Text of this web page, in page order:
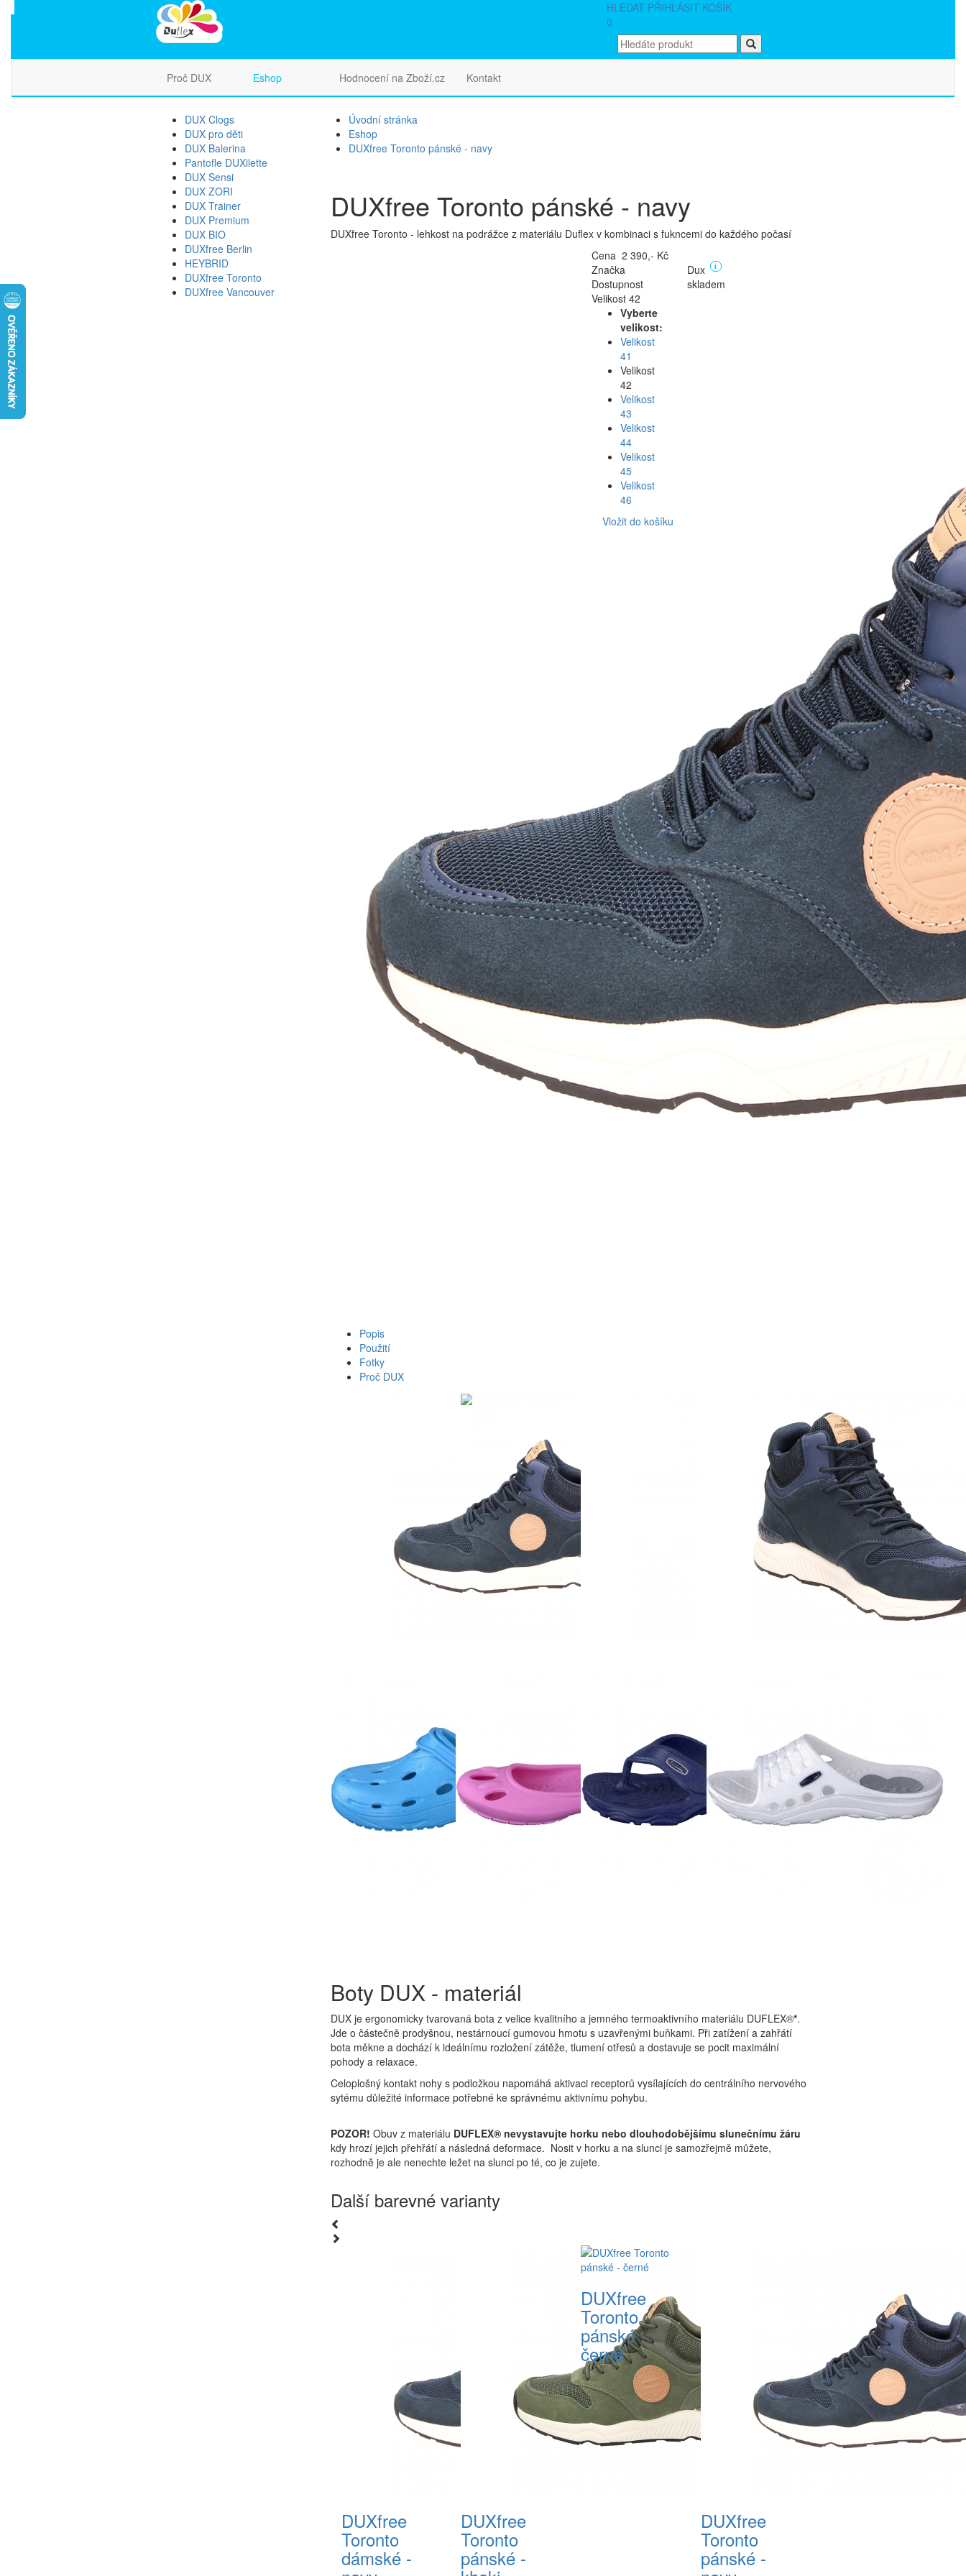
HLEDAT PŘIHLÁSIT KOŠÍK
0
Proč DUX Eshop Hodnocení na Zboží.cz Kontakt
DUX Clogs
DUX pro děti
DUX Balerina
Pantofle DUXilette
DUX Sensi
DUX ZORI
DUX Trainer
DUX Premium
DUX BIO
DUXfree Berlin
HEYBRID
DUXfree Toronto
DUXfree Vancouver
Úvodní stránka
Eshop
DUXfree Toronto pánské - navy
DUXfree Toronto pánské - navy
DUXfree Toronto - lehkost na podrážce z materiálu Duflex v kombinaci s fukncemi do každého počasí
Cena 2 390,- Kč
Značka
Dux i
Dostupnost
skladem
Velikost 42
Vyberte
velikost:
Velikost
41
Velikost
42
Velikost
43
Velikost
44
Velikost
45
Velikost
46
Vložit do košíku
Popis
Použití
Fotky
Proč DUX
robustního semiše z hovězí kůže a odolné textilie ve
svrchním materiálu zajišťuje prodyšnost při nošení.
Membrána Sampan-Tex integrovaná ve vnitřní botě
zajišťuje voděodolnou ochranu a suché nohy.
Polstrovaný límec boty stabilizuje a podporuje
přirozené vyrovnání polohy nohy tím, že měkce
obepíná kotník bez omezení pohyblivosti. Měkká,
tlumící stélka tlumí každý krok, ulevuje kloubům a má
také regenerační účinek. Duxfree Toronto jsou
pohodlné všestranné boty jako každodenní obuv s
funkcí do každého počasí i jako pohodlná polobotka
pro outdoorové aktivity. Pohodlná multifunkční bota
zaujme měkkou a tlumící stélkou v kombinaci s
funkcemi do každého počasí.
DUXfree Toronto pánské -
navy
Boty obujte a vykročte. Určeno k vnějšímu použití :-)
Pokud se netrefíte s velikostí napoprvé, nezoufejte.
Vše napravíme a společně určitě nalezneme vhodnou
velikost pro každou nohu.
Proces výroby je poměrně unikátní a s ním souvisí i
možný drobný rozdíl ve velikosti jednotlivých párů
Základem pro obuv DUX je termoaktivní plast
DUFLEX®*s uzavřenými buňkami. Materiál boty po
zahřátí na tělesnou teplotu měkne a přizpůsobí se Vaší
Boty DUX - materiál
DUX je ergonomicky tvarovaná bota z velice kvalitního a jemného termoaktivního materiálu DUFLEX®*.
Jde o částečně prodyšnou, nestárnoucí gumovou hmotu s uzavřenými buňkami. Při zatížení a zahřátí
bota měkne a dochází k ideálnímu rozložení zátěže, tlumení otřesů a dostavuje se pocit maximální
pohody a relaxace.
Celoplošný kontakt nohy s podložkou napomáhá aktivaci receptorů vysílajících do centrálního nervového
sytému důležité informace potřebné ke správnému aktivnímu pohybu.
POZOR! Obuv z materiálu DUFLEX® nevystavujte horku nebo dlouhodobějšímu slunečnímu žáru
kdy hrozí jejich přehřátí a následná deformace. Nosit v horku a na slunci je samozřejmě můžete,
rozhodně je ale nenechte ležet na slunci po té, co je zujete.
Další barevné varianty
DUXfree
Toronto
dámské -
DUXfree
Toronto
pánské -
DUXfree
Toronto
pánské -
černé
DUXfree
Toronto
pánské -